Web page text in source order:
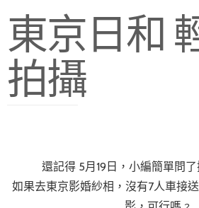
東京日和
拍攝
還記得 5月19日，小編簡單問
如果去東京影婚紗相，沒有7人車接